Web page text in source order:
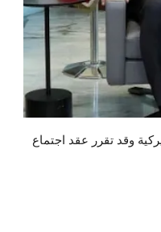
وقد تقرر عقد اجتماع